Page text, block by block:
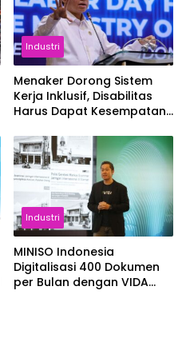
Industri
Menaker Dorong Sistem
Kerja Inklusif, Disabilitas
Harus Dapat Kesempatan
Industri
MINISO Indonesia
Digitalisasi 400 Dokumen
per Bulan dengan VIDA